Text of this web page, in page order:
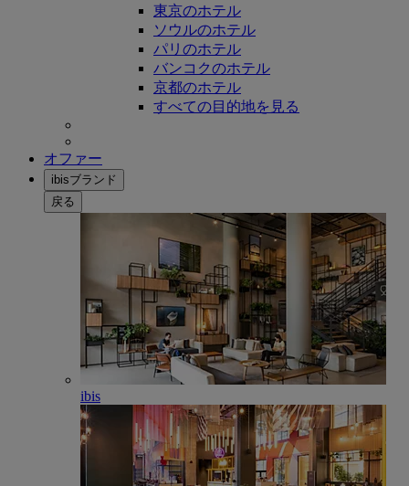
東京のホテル
ソウルのホテル
パリのホテル
バンコクのホテル
京都のホテル
すべての目的地を見る
オファー
ibisブランド
戻る
ibis